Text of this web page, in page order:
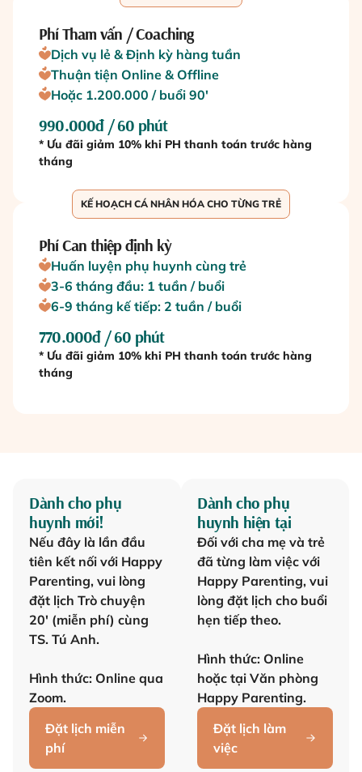
Phí Tham vấn / Coaching
Dịch vụ lẻ & Định kỳ hàng tuần
Thuận tiện Online & Offline
Hoặc 1.200.000 / buổi 90'
990.000đ / 60 phút
* Ưu đãi giảm 10% khi PH thanh toán trước hàng
tháng
KẾ HOẠCH CÁ NHÂN HÓA CHO TỪNG TRẺ
Phí Can thiệp định kỳ
Huấn luyện phụ huynh cùng trẻ
3-6 tháng đầu: 1 tuần / buổi
6-9 tháng kế tiếp: 2 tuần / buổi
770.000đ / 60 phút
* Ưu đãi giảm 10% khi PH thanh toán trước hàng
tháng
Dành cho phụ
huynh mới!
Nếu đây là lần đầu
tiên kết nối với Happy
Parenting, vui lòng
đặt lịch Trò chuyện
20' (miễn phí) cùng
TS. Tú Anh.
Hình thức: Online qua
Zoom.
Đặt lịch miễn
phí
Dành cho phụ
huynh hiện tại
Đối với cha mẹ và trẻ
đã từng làm việc với
Happy Parenting, vui
lòng đặt lịch cho buổi
hẹn tiếp theo.
Hình thức: Online
hoặc tại Văn phòng
Happy Parenting.
Đặt lịch làm
việc